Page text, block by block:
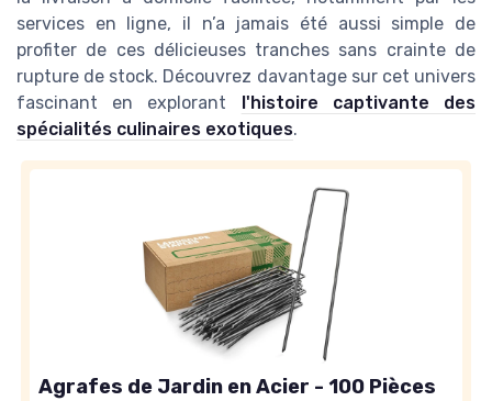
services en ligne, il n’a jamais été aussi simple de
profiter de ces délicieuses tranches sans crainte de
rupture de stock. Découvrez davantage sur cet univers
fascinant en explorant l'histoire captivante des
spécialités culinaires exotiques.
Agrafes de Jardin en Acier - 100 Pièces